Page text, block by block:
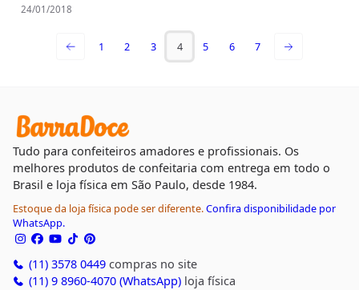
24/01/2018
1 2 3 4 5 6 7
Tudo para confeiteiros amadores e profissionais. Os
melhores produtos de confeitaria com entrega em todo o
Brasil e loja física em São Paulo, desde 1984.
Estoque da loja física pode ser diferente.Confira disponibilidade por
WhatsApp.
(11) 3578 0449compras no site
(11) 9 8960-4070 (WhatsApp)loja física